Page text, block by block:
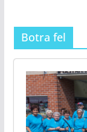
Botra fel